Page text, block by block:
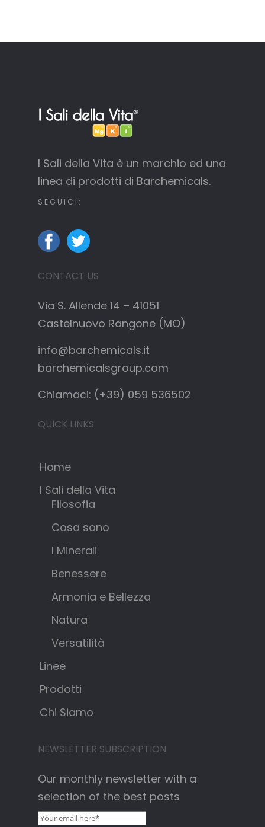
I Sali della Vita è un marchio ed una
linea di prodotti di Barchemicals.
SEGUICI:
CONTACT US
Via S. Allende 14 – 41051
Castelnuovo Rangone (MO)
info@barchemicals.it
barchemicalsgroup.com
Chiamaci: (+39) 059 536502
QUICK LINKS
Home
I Sali della Vita
Filosofia
Cosa sono
I Minerali
Benessere
Armonia e Bellezza
Natura
Versatilità
Linee
Prodotti
Chi Siamo
NEWSLETTER SUBSCRIPTION
Our monthly newsletter with a
selection of the best posts